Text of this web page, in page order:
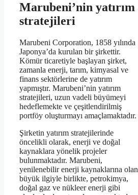
Marubeni’nin yatırım
stratejileri
Marubeni Corporation, 1858 yılında
Japonya’da kurulan bir şirkettir.
Kömür ticaretiyle başlayan şirket,
zamanla enerji, tarım, kimyasal ve
finans sektörlerine de yatırım
yapmıştır. Marubeni’nin yatırım
stratejileri, uzun vadeli büyümeyi
hedeflemekte ve çeşitlendirilmiş
portföy oluşturmayı amaçlamaktadır.
Şirketin yatırım stratejilerinde
öncelikli olarak, enerji ve doğal
kaynaklara yönelik projeler
bulunmaktadır. Marubeni,
yenilenebilir enerji kaynaklarına olan
büyük ilgiyle birlikte, petrokimya,
doğal gaz ve nükleer enerji gibi